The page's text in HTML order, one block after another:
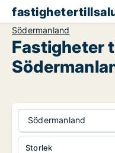
Södermanland
Fastigheter
Södermanland
Storlek